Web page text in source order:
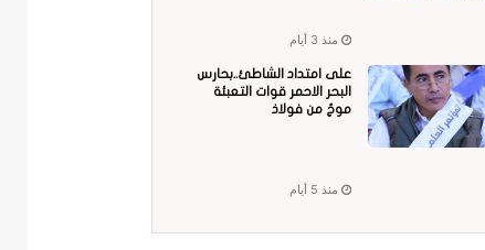
منذ 3 أيام
على امتداد الشاطئ..بحارس
البحر الاحمر قوات التعبئة
موجٌ من فولاذ
منذ 5 أيام